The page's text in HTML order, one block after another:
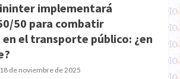
implementará
50 para combatir
el transporte público: ¿en
18 de noviembre de 2025